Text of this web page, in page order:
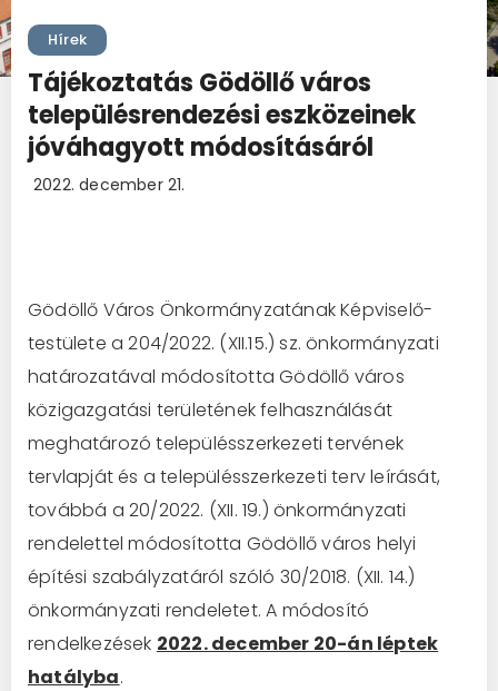
Hírek
Tájékoztatás Gödöllő város
településrendezési eszközeinek
jóváhagyott módosításáról
2022. december 21.
Gödöllő Város Önkormányzatának Képviselő-
testülete a 204/2022. (XII.15.) sz. önkormányzati
határozatával módosította Gödöllő város
közigazgatási területének felhasználását
meghatározó településszerkezeti tervének
tervlapját és a településszerkezeti terv leírását,
továbbá a 20/2022. (XII. 19.) önkormányzati
rendelettel módosította Gödöllő város helyi
építési szabályzatáról szóló 30/2018. (XII. 14.)
önkormányzati rendeletet. A módosító
rendelkezések 2022. december 20-án léptek
hatályba.